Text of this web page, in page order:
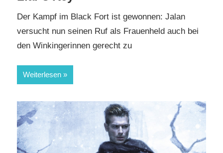
Der Kampf im Black Fort ist gewonnen: Jalan
versucht nun seinen Ruf als Frauenheld auch bei
den Winkingerinnen gerecht zu
Weiterlesen